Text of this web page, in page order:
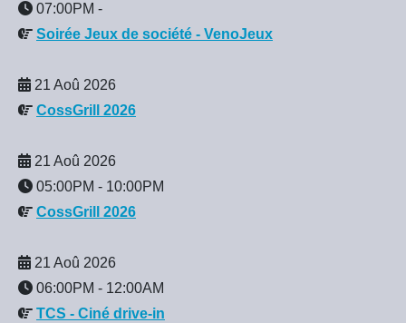
07:00PM -
Soirée Jeux de société - VenoJeux
21 Aoû 2026
CossGrill 2026
21 Aoû 2026
05:00PM - 10:00PM
CossGrill 2026
21 Aoû 2026
06:00PM - 12:00AM
TCS - Ciné drive-in